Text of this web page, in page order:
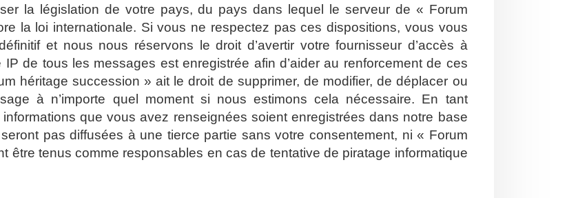
la législation de votre pays, du pays dans lequel le serveur de « Forum
la loi internationale. Si vous ne respectez pas ces dispositions, vous vous
et nous nous réservons le droit d’avertir votre fournisseur d’accès à
IP de tous les messages est enregistrée afin d’aider au renforcement de ces
héritage succession » ait le droit de supprimer, de modifier, de déplacer ou
à n’importe quel moment si nous estimons cela nécessaire. En tant
que vous avez renseignées soient enregistrées dans notre base
pas diffusées à une tierce partie sans votre consentement, ni « Forum
être tenus comme responsables en cas de tentative de piratage informatique